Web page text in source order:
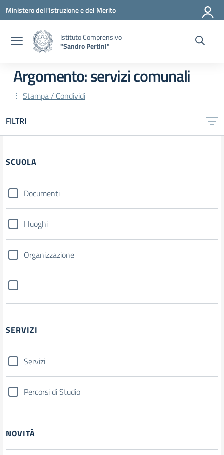
Vai ai contenuti
Vai al menu di navigazione
Vai al footer
Ministero dell'Istruzione e del Merito
Istituto Comprensivo
"Sandro Pertini"
Argomento: servizi comunali
Stampa / Condividi
FILTRI
SCUOLA
Documenti
I luoghi
Organizzazione
SERVIZI
Servizi
Percorsi di Studio
NOVITÀ